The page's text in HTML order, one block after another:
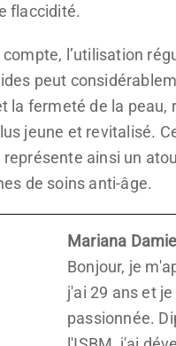
flaccidité.
compte, l’utilisation
peut
la fermeté de la peau,
jeune et revitalisé.
représente ainsi un
de soins anti-âge.
Mariana
Bonjour, je
j'ai 29 ans et
passionnée.